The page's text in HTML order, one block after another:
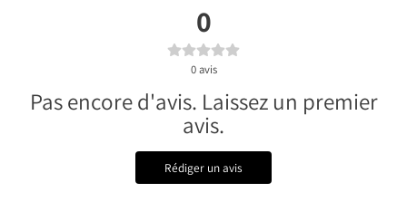
0
0 avis
Pas encore d'avis. Laissez un premier
avis.
Rédiger un avis